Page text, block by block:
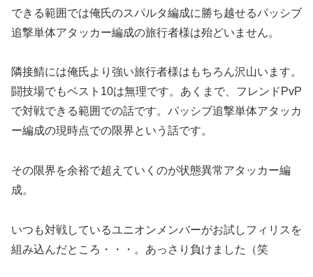
できる範囲では俺氏のスパルタ編成に勝ち越せるパッシブ
追撃単体アタッカー編成の旅行者様は殆どいません。
隣接鯖には俺氏より強い旅行者様はもちろん沢山います。
闘技場でもベスト10は無理です。あくまで、フレンドPvP
で対戦できる範囲での話です。パッシブ追撃単体アタッカ
ー編成の現時点での限界という話です。
その限界を余裕で超えていくのが状態異常アタッカー編
成。
いつも対戦しているユニオンメンバーがお試しフィリスを
組み込んだところ・・・。あっさり負けました（笑